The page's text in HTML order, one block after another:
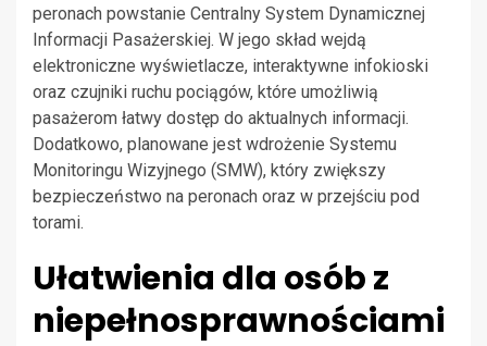
peronach powstanie Centralny System Dynamicznej
Informacji Pasażerskiej. W jego skład wejdą
elektroniczne wyświetlacze, interaktywne infokioski
oraz czujniki ruchu pociągów, które umożliwią
pasażerom łatwy dostęp do aktualnych informacji.
Dodatkowo, planowane jest wdrożenie Systemu
Monitoringu Wizyjnego (SMW), który zwiększy
bezpieczeństwo na peronach oraz w przejściu pod
torami.
Ułatwienia dla osób z
niepełnosprawnościami